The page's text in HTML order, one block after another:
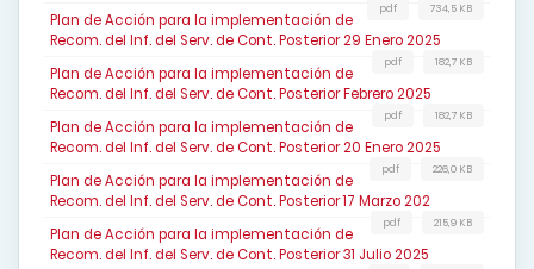
734,5 KB
pdf
Plan de Acción para la implementación de
Recom. del Inf. del Serv. de Cont. Posterior 29 Enero 2025
182,7 KB
pdf
Plan de Acción para la implementación de
Recom. del Inf. del Serv. de Cont. Posterior Febrero 2025
182,7 KB
pdf
Plan de Acción para la implementación de
Recom. del Inf. del Serv. de Cont. Posterior 20 Enero 2025
226,0 KB
pdf
Plan de Acción para la implementación de
Recom. del Inf. del Serv. de Cont. Posterior 17 Marzo 202
215,9 KB
pdf
Plan de Acción para la implementación de
Recom. del Inf. del Serv. de Cont. Posterior 31 Julio 2025